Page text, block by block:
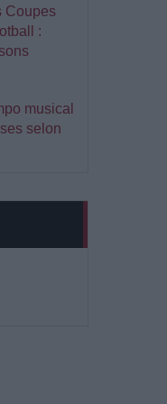
Coupes
:
musical
selon